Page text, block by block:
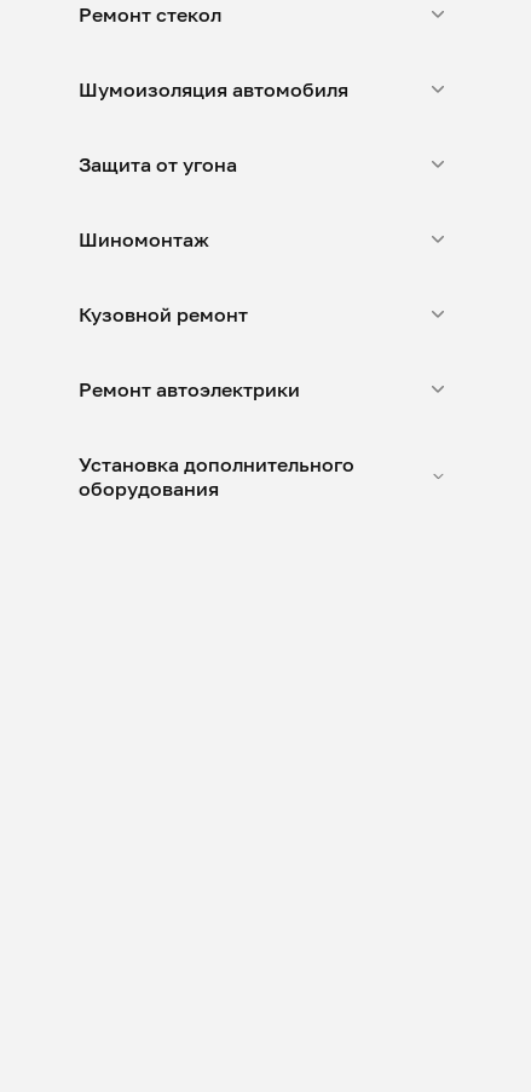
Ремонт стекол
Шумоизоляция автомобиля
Защита от угона
Шиномонтаж
Кузовной ремонт
Ремонт автоэлектрики
Установка дополнительного
оборудования